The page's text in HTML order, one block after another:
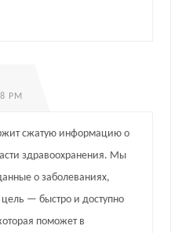
PM
сжатую информацию о
здравоохранения. Мы
о заболеваниях,
— быстро и доступно
поможет в